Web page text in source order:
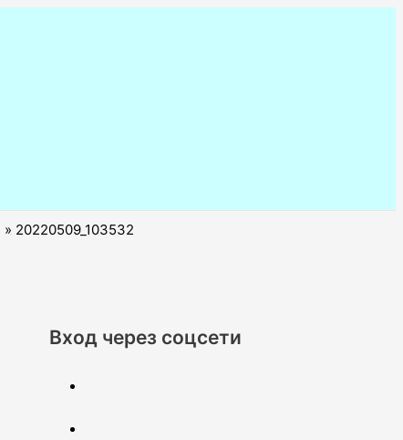
20220509_103532
Вход через соцсети